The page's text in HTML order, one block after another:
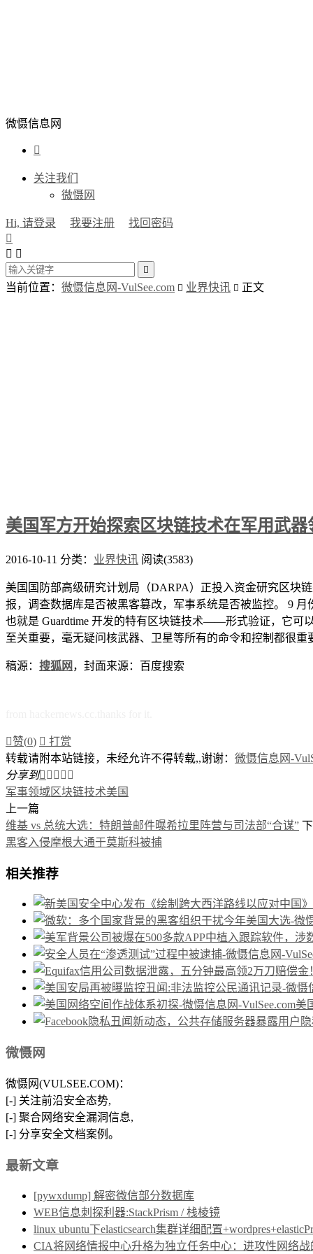
微慑信息网

关注我们
微慑网
Hi, 请登录 我要注册
找回密码

 

当前位置： 微慑信息网-VulSee.com  业界快讯  正文
美国军方开始探索区块链技术在军用武器
2016-10-11 分类： 业界快讯 阅读(3583)
美国国防部高级研究计划局（DARPA）正投入资金研究区块
报，调查数据库是否被黑客篡改，军事系统是否被监控。 9
也就是 Guardtime 开发的特有区块链技术——形式验证，它可
至关重要，毫无疑问核武器、卫星等所有的命令和控制都很重
稿源： 搜狐网 ，封面来源：百度搜索
赞(0)  打赏
转载请附本站链接，未经允许不得转载,,谢谢： 微慑信息网-
分享到    
军事领域区块链技术美国
上一篇
维基 vs 总统大选：特朗普邮件曝希拉里阵营与司法部“合谋”
黑客入侵摩根大通于莫斯科被捕
相关推荐
美
微慑网
微慑网(VULSEE.COM)：
[-] 关注前沿安全态势,
[-] 聚合网络安全漏洞信息,
[-] 分享安全文档案例。
最新文章
[pywxdump] 解密微信部分数据库
WEB信息刺探利器:StackPrism / 栈棱镜
linux ubuntu下elasticsearch集群详细配置
CIA将网络情报中心升格为独立任务中心：进攻性网络战